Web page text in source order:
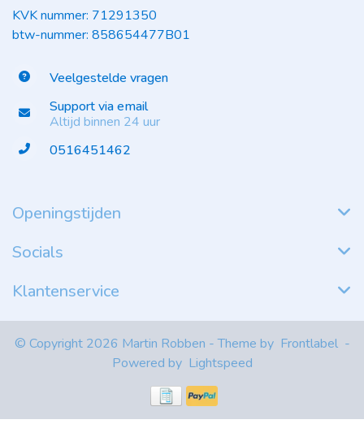
KVK nummer: 71291350
btw-nummer: 858654477B01
Veelgestelde vragen
Support via email
Altijd binnen 24 uur
0516451462
Openingstijden
Socials
Klantenservice
© Copyright 2026 Martin Robben - Theme by Frontlabel -
Powered by Lightspeed